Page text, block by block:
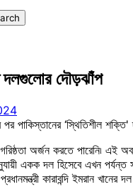
দলগুলোর দৌড়ঝাঁপ
অর্জন করতে পারেনি৷
একক দল হিসেবে এখন
কারাবন্দি ইমরান